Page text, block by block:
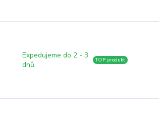
Expedujeme do 2 - 3
dnů
TOP produkt